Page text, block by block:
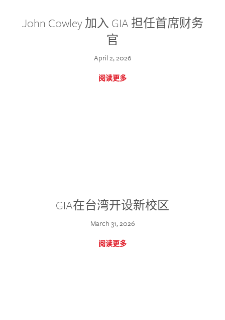
John Cowley 加入 GIA 担任首席财务
官
April 2, 2026
阅读更多
GIA在台湾开设新校区
March 31, 2026
阅读更多